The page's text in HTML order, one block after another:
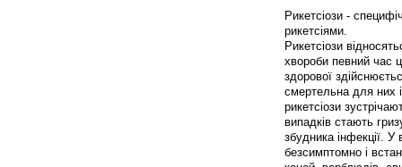
Рикетсіози -
рикетсіями.
Рикетсіози
хвороби певний час
здорової
смертельна для них
рикетсіози
випадків стають
збудника інфекції. У
безсимптомно і